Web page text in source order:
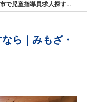
童指導員求人探すなら｜みもざ・くるわーる
ら｜みもざ・